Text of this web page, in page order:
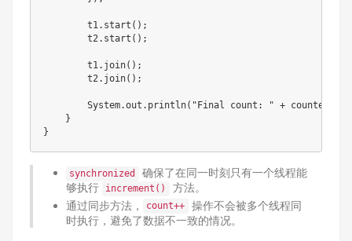
        t1.start();
        t2.start();
        t1.join();
        t2.join();
System.out.println("Final count: " +
    }
synchronized
确保了在同一时刻只有一个线程能
够执行
increment()
方法。
通过同步方法，
count++
操作不会被多个线程同
时执行，避免了数据不一致的情况。